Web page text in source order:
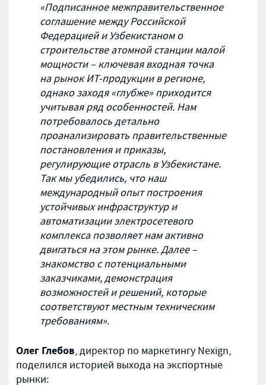
«Подписанное межправительственное
соглашение между Российской
Федерацией и Узбекистаном о
строительстве атомной станции малой
мощности – ключевая входная точка
на рынок ИТ-продукции в регионе,
однако заходя «глубже» приходится
учитывая ряд особенностей. Нам
потребовалось детально
проанализировать правительственные
постановления и приказы,
регулирующие отрасль в Узбекистане.
Так мы убедились, что наш
международный опыт построения
устойчивых инфраструктур и
автоматизации электросетевого
комплекса позволяет нам активно
двигаться на этом рынке. Далее –
знакомство с потенциальными
заказчиками, демонстрация
возможностей и решений, которые
соответствуют местным техническим
требованиям».
Олег Глебов, директор по маркетингу Nexign,
поделился историей выхода на экспортные
рынки: